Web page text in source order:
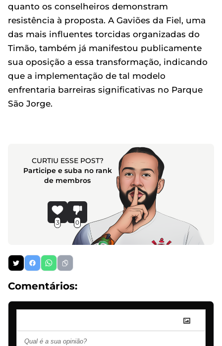
quanto os conselheiros demonstram
resistência à proposta. A Gaviões da Fiel, uma
das mais influentes torcidas organizadas do
Timão, também já manifestou publicamente
sua oposição a essa transformação, indicando
que a implementação de tal modelo
enfrentaria barreiras significativas no Parque
São Jorge.
CURTIU ESSE POST?
Participe e suba no rank
de membros
3 0
Comentários: